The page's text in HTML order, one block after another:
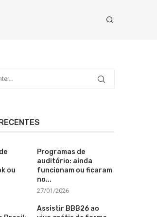
ou
Programas de
auditório: ainda
funcionam ou ficaram
no...
27/01/2026
Assistir BBB26 ao